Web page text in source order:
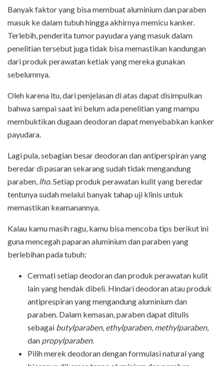
Banyak faktor yang bisa membuat aluminium dan paraben
masuk ke dalam tubuh hingga akhirnya memicu kanker.
Terlebih, penderita tumor payudara yang masuk dalam
penelitian tersebut juga tidak bisa memastikan kandungan
dari produk perawatan ketiak yang mereka gunakan
sebelumnya.
Oleh karena itu, dari penjelasan di atas dapat disimpulkan
bahwa sampai saat ini belum ada penelitian yang mampu
membuktikan dugaan deodoran dapat menyebabkan kanker
payudara.
Lagi pula, sebagian besar deodoran dan antiperspiran yang
beredar di pasaran sekarang sudah tidak mengandung
paraben, lho. Setiap produk perawatan kulit yang beredar
tentunya sudah melalui banyak tahap uji klinis untuk
memastikan keamanannya.
Kalau kamu masih ragu, kamu bisa mencoba tips berikut ini
guna mencegah paparan aluminium dan paraben yang
berlebihan pada tubuh:
Cermati setiap deodoran dan produk perawatan kulit
lain yang hendak dibeli. Hindari deodoran atau produk
antiprespiran yang mengandung aluminium dan
paraben. Dalam kemasan, paraben dapat ditulis
sebagai butylparaben, ethylparaben, methylparaben,
dan propylparaben.
Pilih merek deodoran dengan formulasi natural yang